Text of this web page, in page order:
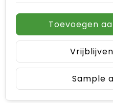
Toevoegen
Sample